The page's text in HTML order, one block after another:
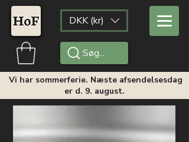
DKK (kr)
Søg...
Vi har sommerferie. Næste afsendelsesdag
er d. 9. august.